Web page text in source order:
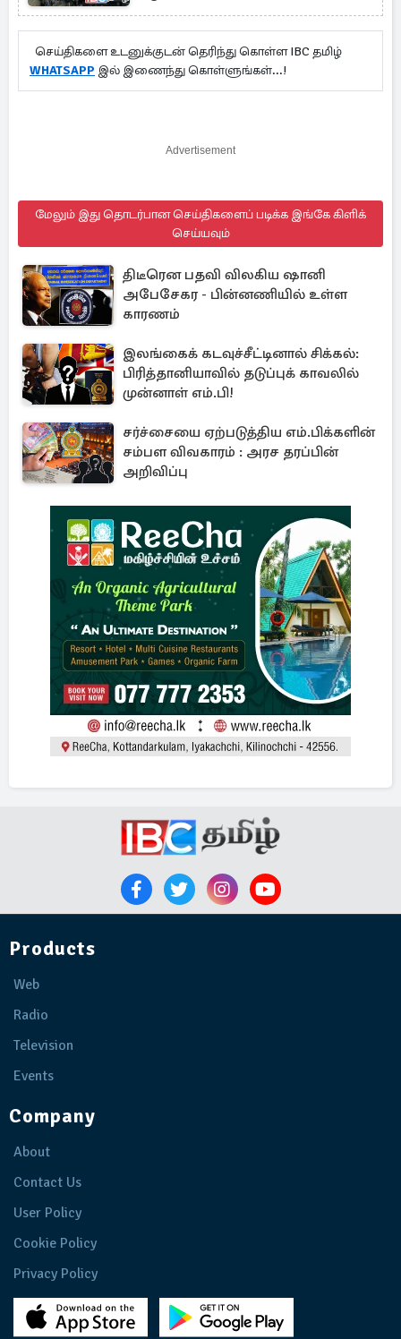
செய்திகளை உடனுக்குடன் தெரிந்து கொள்ள IBC தமிழ்
WHATSAPP இல் இணைந்து கொள்ளுங்கள்...!
Advertisement
மேலும் இது தொடர்பான செய்திகளைப் படிக்க இங்கே கிளிக்
செய்யவும்
திடீரென பதவி விலகிய ஷானி
அபேசேகர - பின்னணியில் உள்ள
காரணம்
இலங்கைக் கடவுச்சீட்டினால் சிக்கல்:
பிரித்தானியாவில் தடுப்புக் காவலில்
முன்னாள் எம்.பி!
சர்ச்சையை ஏற்படுத்திய எம்.பிக்களின்
சம்பள விவகாரம் : அரச தரப்பின்
அறிவிப்பு
Products
Web
Radio
Television
Events
Company
About
Contact Us
User Policy
Cookie Policy
Privacy Policy